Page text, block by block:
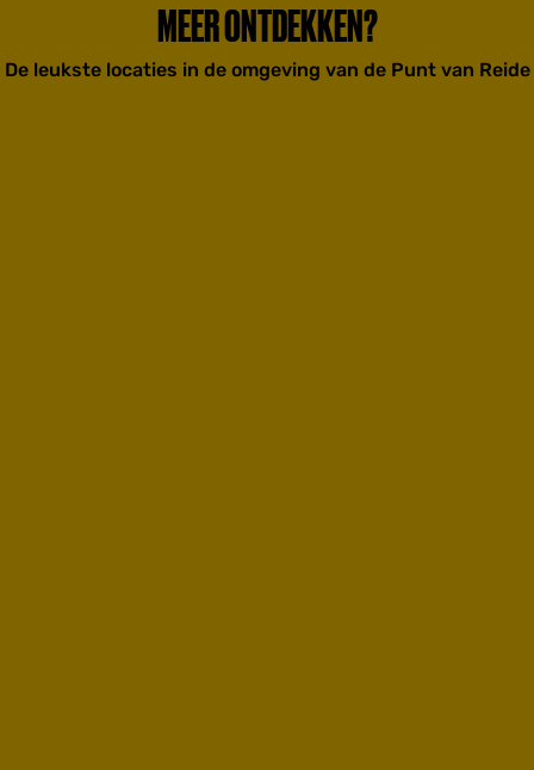
MEER ONTDEKKEN?
De leukste locaties in de omgeving van de Punt van Reide